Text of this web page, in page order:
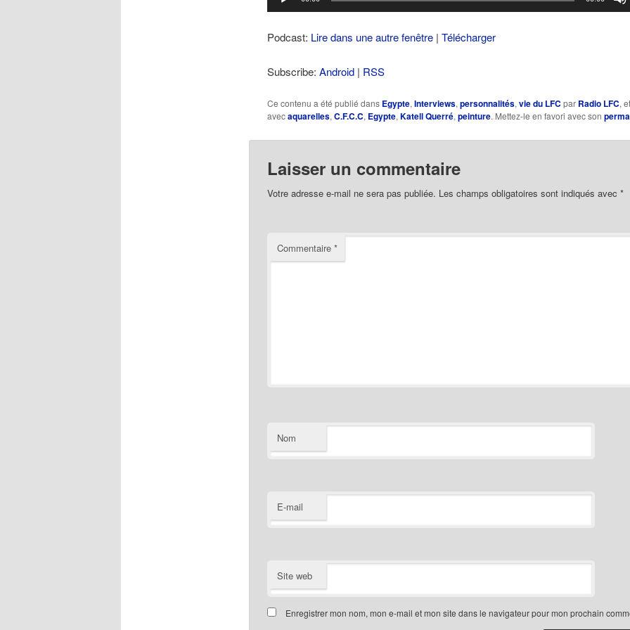
audio
Podcast: Lire dans une autre fenêtre| Télécharger
Subscribe: Android| RSS
Ce contenu a été publié dans Egypte, Interviews, personnalités, vie du LFC par Radio LFC,
avecaquarelles, C.F.C.C, Egypte, Katell Querré, peinture. Mettez-le en favori avec son
Laisser un commentaire
Votre adresse e-mail ne sera pas publiée. Les champs obligatoires sont indiqués avec *
Commentaire *
Nom
E-mail
Site web
Enregistrer mon nom, mon e-mail et mon site dans le navigateur pour mon prochain